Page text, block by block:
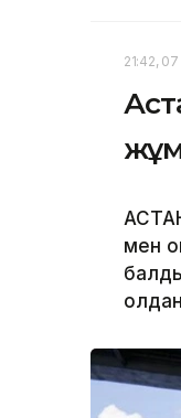
21:42,
мен